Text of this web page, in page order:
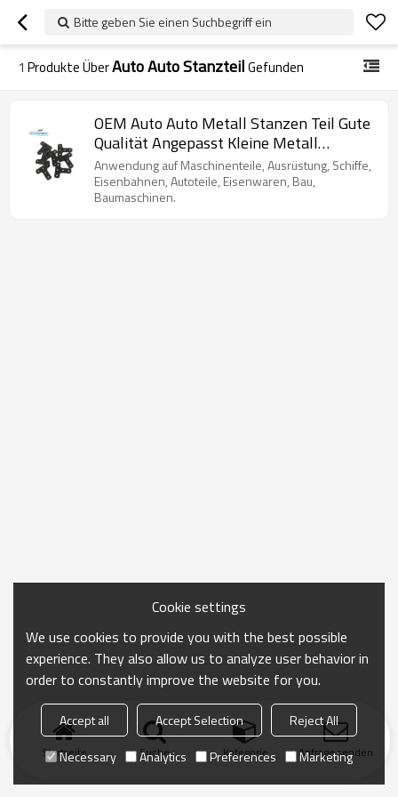
Bitte geben Sie einen Suchbegriff ein
1 Produkte ÜberAuto Auto StanzteilGefunden
OEM Auto Auto Metall Stanzen Teil Gute
Qualität Angepasst Kleine Metall
Stanzen Teile
Anwendung auf Maschinenteile, Ausrüstung, Schiffe,
Eisenbahnen, Autoteile, Eisenwaren, Bau,
Baumaschinen.
Startseite Suche Kategorie Anfrage senden
Cookie settings
We use cookies to provide you with the best possible
experience. They also allow us to analyze user behavior in
order to constantly improve the website for you.
Accept all Accept Selection
Reject All
Necessary
Analytics Preferences Marketing